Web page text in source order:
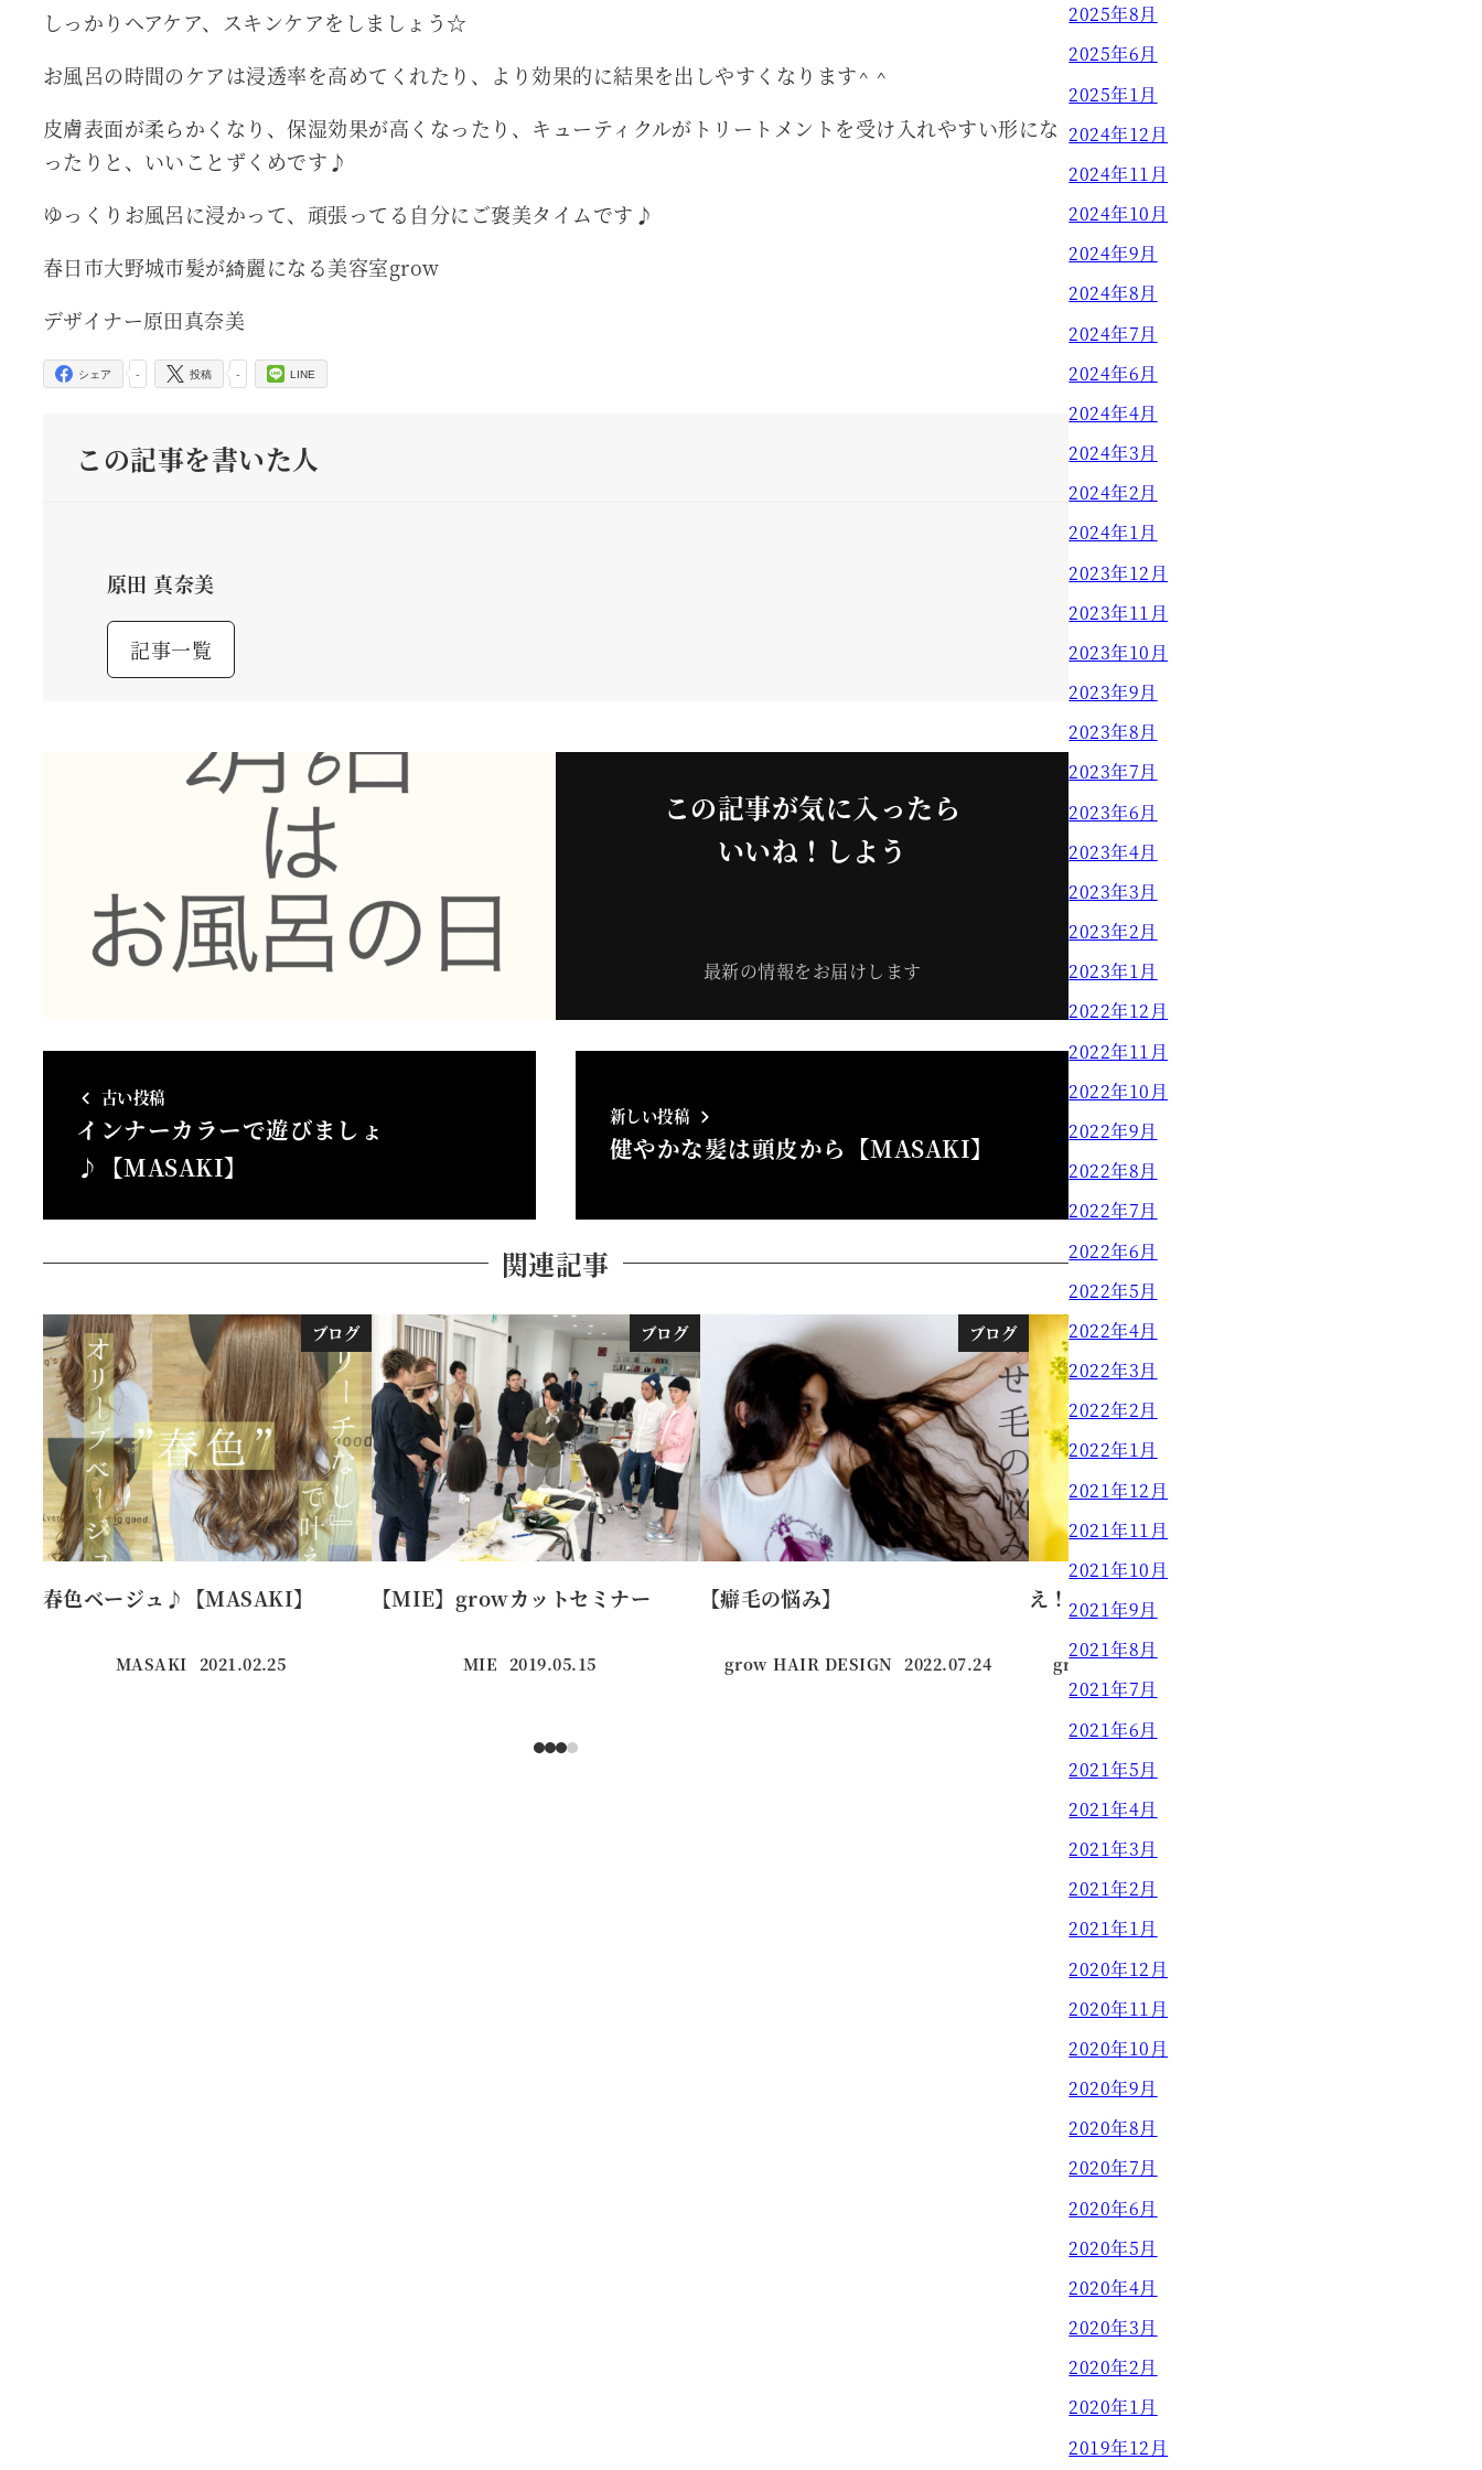
しっかりヘアケア、スキンケアをしましょう☆
お風呂の時間のケアは浸透率を高めてくれたり、より効果的に結果を出しやすくなります^ ^
皮膚表面が柔らかくなり、保湿効果が高くなったり、キューティクルがトリートメントを受け入れやすい形にな
ったりと、いいことずくめです♪
ゆっくりお風呂に浸かって、頑張ってる自分にご褒美タイムです♪
春日市大野城市髪が綺麗になる美容室grow
デザイナー原田真奈美
-
シェア -
投稿 LINE
この記事を書いた人
原田 真奈美
記事一覧
この記事が気に入ったら
いいね！しよう
最新の情報をお届けします
古い投稿
インナーカラーで遊びましょ
♪【MASAKI】
新しい投稿
健やかな髪は頭皮から【MASAKI】
関連記事
ブログ
春色ベージュ♪【MASAKI】
MASAKI 投稿日
2021.02.25
ブログ
【MIE】growカットセミナー
MIE 投稿日
2019.05.15
ブログ
【癖毛の悩み】
grow HAIR DESIGN 投稿日
2022.07.24
え！！白髪って黒髪に戻るの？！
grow HAIR DESIGN
2025年8月
2025年6月
2025年1月
2024年12月
2024年11月
2024年10月
2024年9月
2024年8月
2024年7月
2024年6月
2024年4月
2024年3月
2024年2月
2024年1月
2023年12月
2023年11月
2023年10月
2023年9月
2023年8月
2023年7月
2023年6月
2023年4月
2023年3月
2023年2月
2023年1月
2022年12月
2022年11月
2022年10月
2022年9月
2022年8月
2022年7月
2022年6月
2022年5月
2022年4月
2022年3月
2022年2月
2022年1月
2021年12月
2021年11月
2021年10月
2021年9月
2021年8月
2021年7月
2021年6月
2021年5月
2021年4月
2021年3月
2021年2月
2021年1月
2020年12月
2020年11月
2020年10月
2020年9月
2020年8月
2020年7月
2020年6月
2020年5月
2020年4月
2020年3月
2020年2月
2020年1月
2019年12月